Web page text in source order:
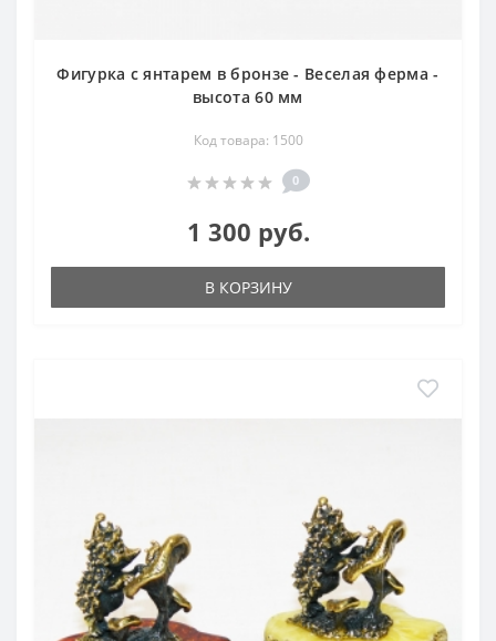
Фигурка с янтарем в бронзе - Веселая ферма -
высота 60 мм
Код товара: 1500
0
1 300 руб.
В КОРЗИНУ